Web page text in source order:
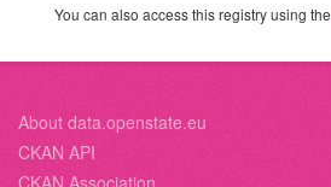
You can also access this registry using the
About data.openstate.eu
CKAN API
CKAN Association